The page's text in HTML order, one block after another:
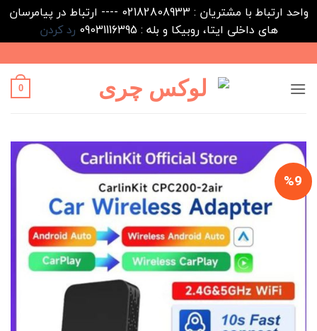
واحد ارتباط با مشتریان : 02182808933 ---- ارتباط در پیامرسان
های داخلی ایتا، روبیکا و بله : 09031116395
رد کردن
to
content
0
%9